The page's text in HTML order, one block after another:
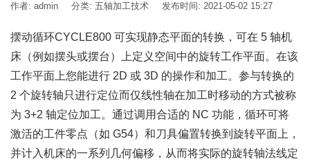
作者: admin 分类: 五轴加工技术 发布时间: 2021-05-02 15:27
摆动循环CYCLE800 可实现静态平面的转换，可在 5 轴机
床（例如摆头或摆台）上定义空间中的旋转工作平面。在该
工作平面上您能进行 2D 或 3D 的操作和加工。参与转换的
2 个旋转轴只进行定位而仅线性轴在加工时移动的方式被称
为 3+2 轴定位加工。通过调用合适的 NC 功能，循环可将
激活的工件零点（如 G54）和刀具偏置转换到旋转平面上，
并计入机床的一系列几何偏移，从而将实际的旋转轴法线定